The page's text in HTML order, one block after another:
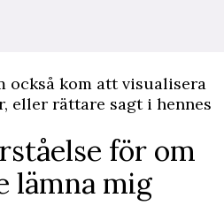
också kom att visualisera
eller rättare sagt i hennes
för om
lämna mig